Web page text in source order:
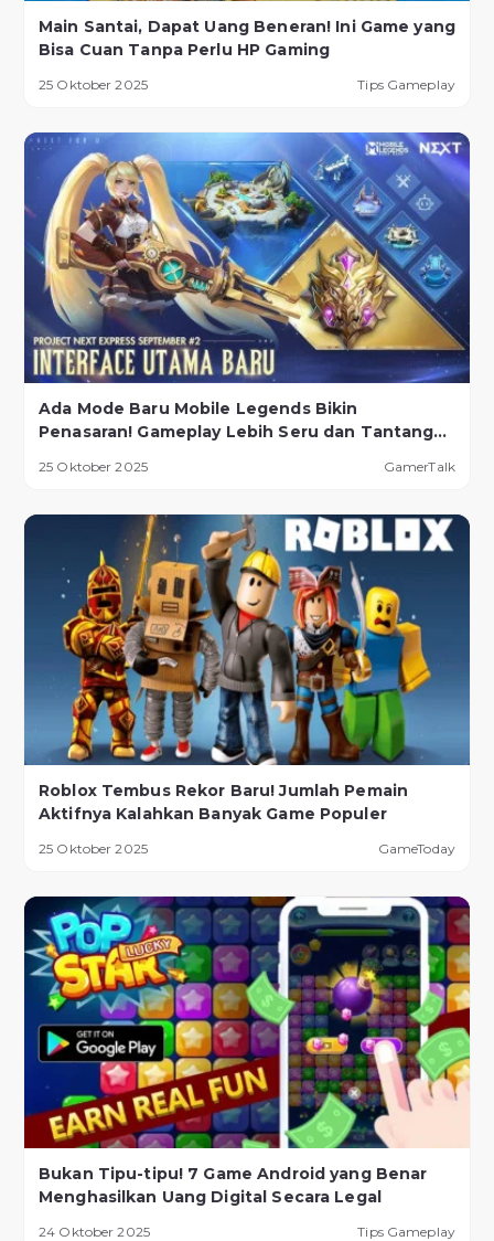
Main Santai, Dapat Uang Beneran! Ini Game yang
Bisa Cuan Tanpa Perlu HP Gaming
25 Oktober 2025 Tips Gameplay
Ada Mode Baru Mobile Legends Bikin
Penasaran! Gameplay Lebih Seru dan Tantangan
25 Oktober 2025 GamerTalk
Roblox Tembus Rekor Baru! Jumlah Pemain
Aktifnya Kalahkan Banyak Game Populer
25 Oktober 2025 GameToday
Bukan Tipu-tipu! 7 Game Android yang Benar
Menghasilkan Uang Digital Secara Legal
24 Oktober 2025 Tips Gameplay